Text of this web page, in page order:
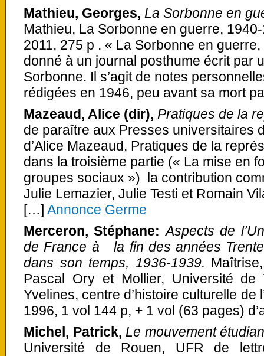
Mathieu, Georges, La Sorbonne en
Mathieu, La Sorbonne en guerre,
2011, 275 p . « La Sorbonne en
donné à un journal posthume écrit par
Sorbonne. Il s’agit de notes
rédigées en 1946, peu avant sa mort
Mazeaud, Alice (dir), Pratiques de la
de paraître aux Presses universitaires
d’Alice Mazeaud, Pratiques de la
dans la troisième partie (« La mise en
groupes sociaux ») la contribution
Julie Lemazier, Julie Testi et Romain
[…] Annonce Germe
Merceron, Stéphane:Aspects de
de France à la fin des années
dans son temps, 1936-1939.
Pascal Ory et Mollier, Université de
Yvelines, centre d’histoire culturelle de
1996, 1 vol 144 p, + 1 vol (63 pages)
Michel, Patrick, Le mouvement
Université de Rouen, UFR de